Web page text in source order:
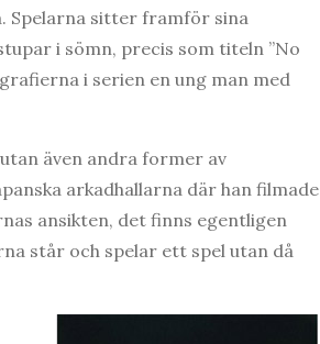
Spelarna sitter framför sina
i sömn, precis som titeln ”No
i serien en ung man med
även andra former av
arkadhallarna där han filmade
ansikten, det finns egentligen
står och spelar ett spel utan då